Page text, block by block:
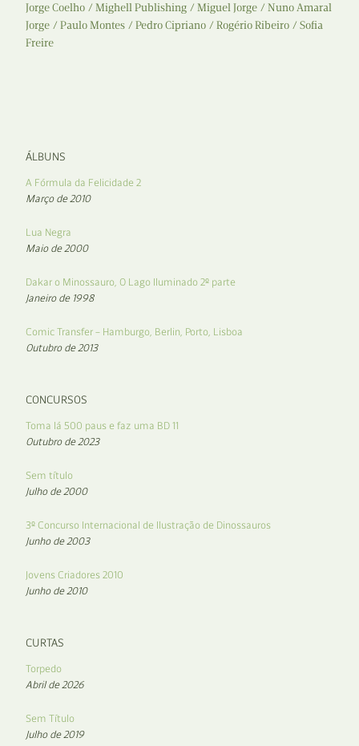
Jorge Coelho
Mighell Publishing Miguel Jorge
Nuno Amaral
Jorge
Paulo Montes Pedro Cipriano Rogério Ribeiro
Sofia
Freire
ÁLBUNS
A Fórmula da Felicidade 2
Março de 2010
Lua Negra
Maio de 2000
Dakar o Minossauro, O Lago Iluminado 2º parte
Janeiro de 1998
Comic Transfer – Hamburgo, Berlin, Porto, Lisboa
Outubro de 2013
CONCURSOS
Toma lá 500 paus e faz uma BD 11
Outubro de 2023
Sem título
Julho de 2000
3º Concurso Internacional de Ilustração de Dinossauros
Junho de 2003
Jovens Criadores 2010
Junho de 2010
CURTAS
Torpedo
Abril de 2026
Sem Título
Julho de 2019